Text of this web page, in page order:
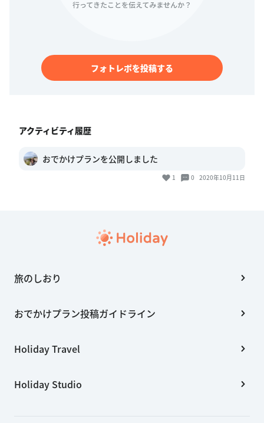
フォトレポを投稿する
アクティビティ履歴
おでかけプランを公開しました
1 0 2020年10月11日
旅のしおり
おでかけプラン投稿ガイドライン
Holiday Travel
Holiday Studio